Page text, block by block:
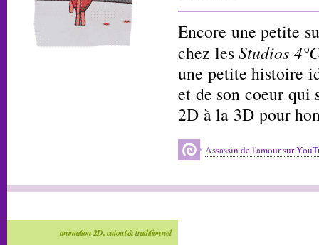
Encore une petite
chez lesStudios
une petite histoire
et de son coeur qui
2D à la 3D pour
Assassin de l'amour sur
animation 2D, cutout & traditionnel